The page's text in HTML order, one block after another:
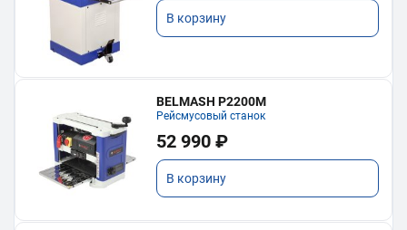
В корзину
BELMASH P2200M
Рейсмусовый станок
52 990 ₽
В корзину